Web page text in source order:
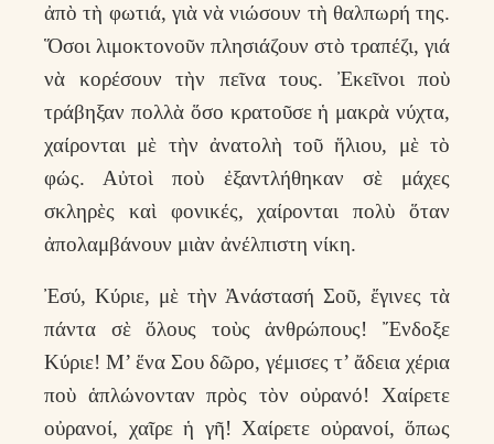
ἀπὸ τὴ φωτιά, γιὰ νὰ νιώσουν τὴ θαλπωρή της.
Ὅσοι λιμοκτονοῦν πλησιάζουν στὸ τραπέζι, γιά
νὰ κορέσουν τὴν πεῖνα τους. Ἐκεῖνοι ποὺ
τράβηξαν πολλὰ ὅσο κρατοῦσε ἡ μακρὰ νύχτα,
χαίρονται μὲ τὴν ἀνατολὴ τοῦ ἥλιου, μὲ τὸ
φώς. Αὐτοὶ ποὺ ἐξαντλήθηκαν σὲ μάχες
σκληρὲς καὶ φονικές, χαίρονται πολὺ ὅταν
ἀπολαμβάνουν μιὰν ἀνέλπιστη νίκη.
Ἐσύ, Κύριε, μὲ τὴν Ἀνάστασή Σοῦ, ἔγινες τὰ
πάντα σὲ ὅλους τοὺς ἀνθρώπους! Ἔνδοξε
Κύριε! Μ’ ἕνα Σου δῶρο, γέμισες τ’ ἄδεια χέρια
ποὺ ἁπλώνονταν πρὸς τὸν οὐρανό! Χαίρετε
οὐρανοί, χαῖρε ἡ γῆ! Χαίρετε οὐρανοί, ὅπως